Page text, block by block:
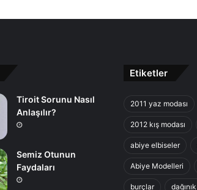
Tiroit Sorunu Nasıl
Anlaşılır?
Semiz Otunun
Faydaları
Etiketler
2011 yaz modası
2012 kış modası
abiye elbiseler
Abiye Modelleri
burçlar